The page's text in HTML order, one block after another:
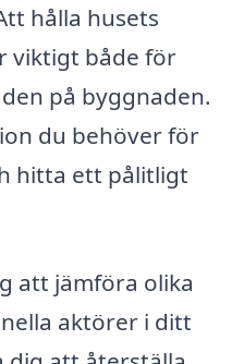
hålla husets
viktigt både för
på byggnaden.
du behöver för
hitta ett pålitligt
att jämföra olika
aktörer i ditt